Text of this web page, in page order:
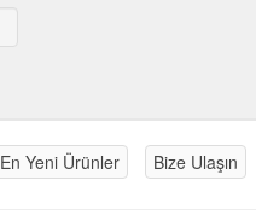
En Yeni Ürünler Bize Ulaşın